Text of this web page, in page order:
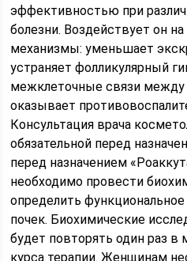
эффективностью при
болезни. Воздействует он
механизмы: уменьшает
устраняет фолликулярный
межклеточные связи между
оказывает
Консультация врача
обязательной перед
перед назначением
необходимо провести
определить
почек. Биохимические
будет повторять один раз в
курса терапии. Женщинам